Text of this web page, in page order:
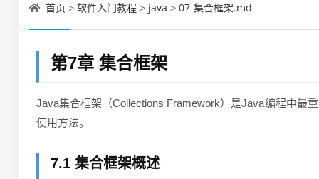
首页 > 软件入门教程 > java > 07-集合框架.md
第7章 集合框架
Java集合框架（Collections Framework）是Java编程中最
使用方法。
7.1 集合框架概述